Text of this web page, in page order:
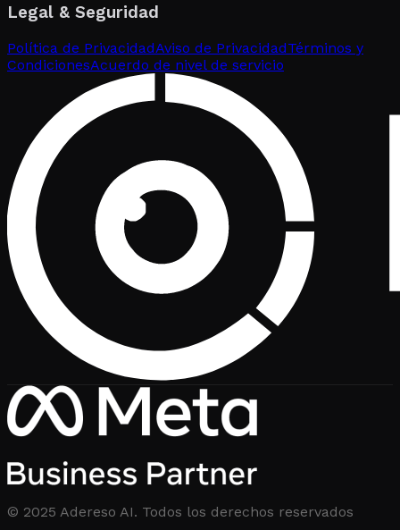
Legal & Seguridad
Política de PrivacidadAviso de PrivacidadTérminos y
CondicionesAcuerdo de nivel de servicio
© 2025 Adereso AI. Todos los derechos reservados